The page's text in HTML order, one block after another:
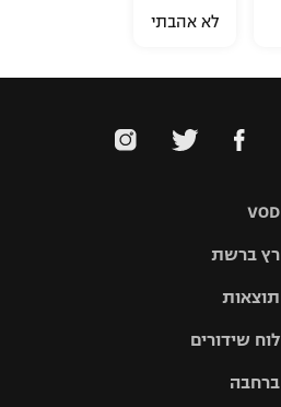
לא אהבתי
VOD
רץ ברשת
תוצאות
לוח שידורים
ברחבה